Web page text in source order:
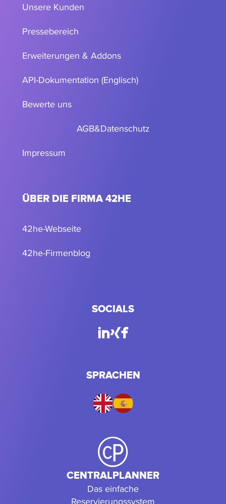
Unsere Kunden
Pressebereich
Erweiterungen & Addons
API-Dokumentation (Englisch)
Bewerte uns
AGB&Datenschutz
Impressum
ÜBER DIE FIRMA 42HE
42he-Webseite
42he-Firmenblog
SOCIALS
SPRACHEN
CENTRALPLANNER
Das einfache
Reservierungssystem